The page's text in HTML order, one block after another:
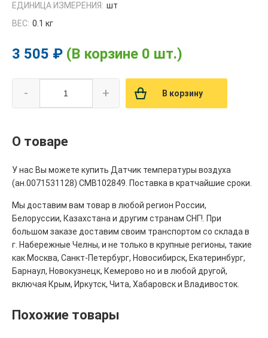
ЕДИНИЦА ИЗМЕРЕНИЯ: шт
ВЕС: 0.1 кг
3 505 ₽ (В корзине 0 шт.)
- + В корзину
О товаре
У нас Вы можете купить Датчик температуры воздуха
(ан.0071531128) CMB102849. Поставка в кратчайшие сроки.
Мы доставим вам товар в любой регион России,
Белоруссии, Казахстана и другим странам СНГ!. При
большом заказе доставим своим транспортом со склада в
г. Набережные Челны, и не только в крупные регионы, такие
как Москва, Санкт-Петербург, Новосибирск, Екатеринбург,
Барнаул, Новокузнецк, Кемерово но и в любой другой,
включая Крым, Иркутск, Чита, Хабаровск и Владивосток.
Похожие товары